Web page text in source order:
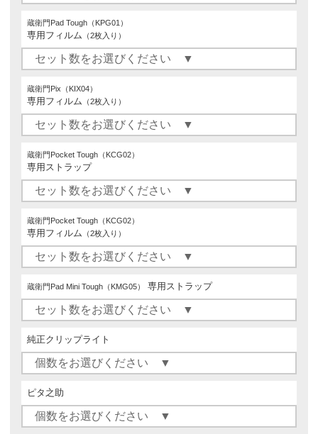
蔵衛門Pad Tough（KPG01）
専用フィルム （2枚入り）
蔵衛門Pix（KIX04）
専用フィルム （2枚入り）
蔵衛門Pocket Tough（KCG02）
専用ストラップ
蔵衛門Pocket Tough（KCG02）
専用フィルム （2枚入り）
蔵衛門Pad Mini Tough（KMG05） 専用ストラップ
純正クリップライト
ピタ之助